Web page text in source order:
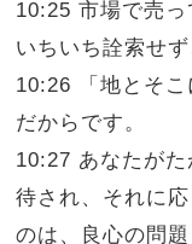
10:25 市場で売
いちいち詮索せ
10:26 「地とそこ
だからです。
10:27 あなたが
待され、それに
のは、良心の問